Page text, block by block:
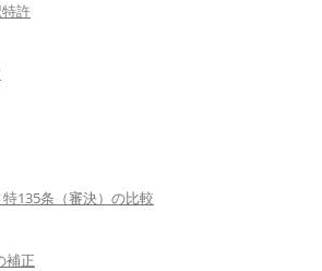
許
135条（審決）の比較
補正